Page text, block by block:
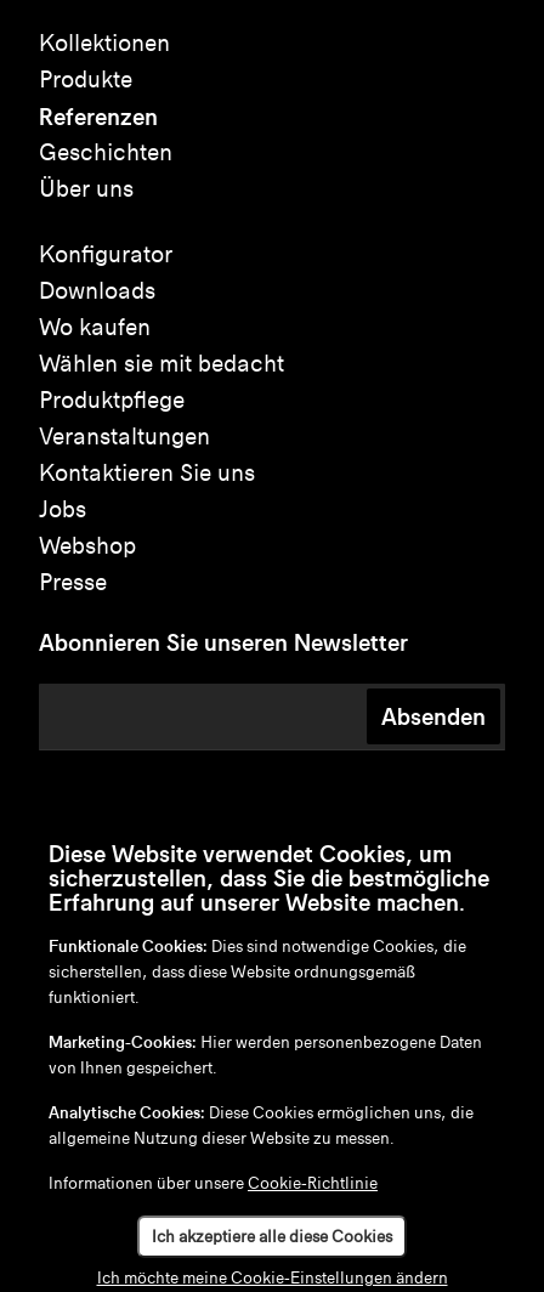
Kollektionen
Produkte
Referenzen
Geschichten
Über uns
Konfigurator
Downloads
Wo kaufen
Wählen sie mit bedacht
Produktpflege
Veranstaltungen
Kontaktieren Sie uns
Jobs
Webshop
Presse
Abonnieren Sie unseren Newsletter
Absenden
en/nl/fr/de
Disclaimer
Cookie-Richtlinie
Diese Website verwendet Cookies, um
sicherzustellen, dass Sie die bestmögliche
Erfahrung auf unserer Website machen.
Funktionale Cookies: Dies sind notwendige Cookies, die
sicherstellen, dass diese Website ordnungsgemäß
funktioniert.
Marketing-Cookies: Hier werden personenbezogene Daten
von Ihnen gespeichert.
Analytische Cookies: Diese Cookies ermöglichen uns, die
allgemeine Nutzung dieser Website zu messen.
Informationen über unsereCookie-Richtlinie
Ich akzeptiere alle diese Cookies
Ich möchte meine Cookie-Einstellungen ändern